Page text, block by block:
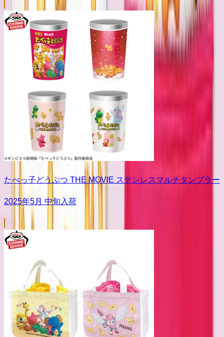
たべっ子どうぶつ THE MOVIE ステンレスマルチタンブラー
2025年5月 中旬入荷